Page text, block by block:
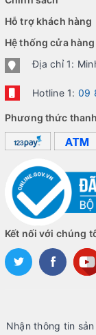
Hỗ trợ khách hàng
Hệ thống cửa hàng
Địa chỉ 1:
Hotline 1: 09
Phương thức
Kết nối với chúng
Nhận thông tin